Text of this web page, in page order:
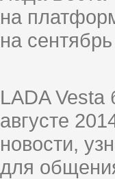
на
на
LADA
августе
новости,
для